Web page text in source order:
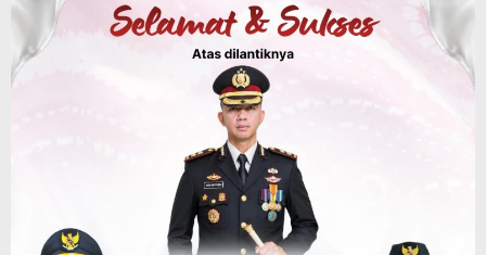
Dinas PUPR Kalsel Headline Pembangunan
Jalan Veteran Km 5,5 Sungai Lulut
Dibuka Pasca Retak dan Amblas,
Angkutan Bertonase 6 Ton Lebih Tak
Diperbolehkan Melintas
Headline